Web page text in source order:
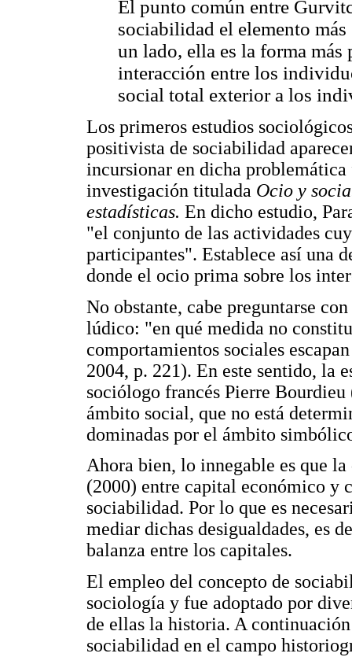
El punto común entre
sociabilidad el elemento
un lado, ella es la forma
interacción entre los
social total exterior a los
Los primeros estudios
positivista de sociabilidad
incursionar en dicha
investigación titulada Ocio y
estadísticas. En dicho estudio,
"el conjunto de las actividades
participantes". Establece así una
donde el ocio prima sobre los
No obstante, cabe preguntarse
lúdico: "en qué medida no
comportamientos sociales
2004, p. 221). En este sentido, la
sociólogo francés Pierre
ámbito social, que no está
dominadas por el ámbito
Ahora bien, lo innegable es que
(2000) entre capital económico y
sociabilidad. Por lo que es
mediar dichas desigualdades, es
balanza entre los capitales.
El empleo del concepto de
sociología y fue adoptado por
de ellas la historia. A
sociabilidad en el campo